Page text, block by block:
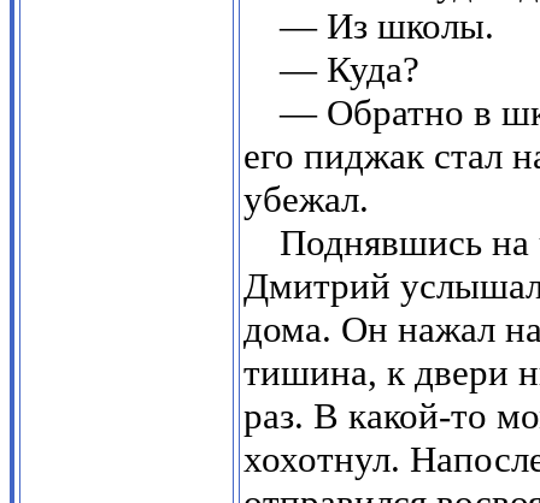
— Из школы.
— Куда?
— Обратно в
его пиджак стал
убежал.
Поднявшись на
Дмитрий
дома. Он нажал
тишина, к двери
раз. В какой-то
хохотнул.